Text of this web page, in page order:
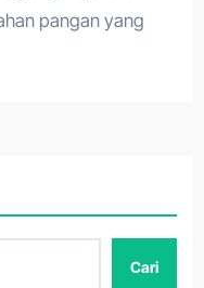
pangan yang
Cari